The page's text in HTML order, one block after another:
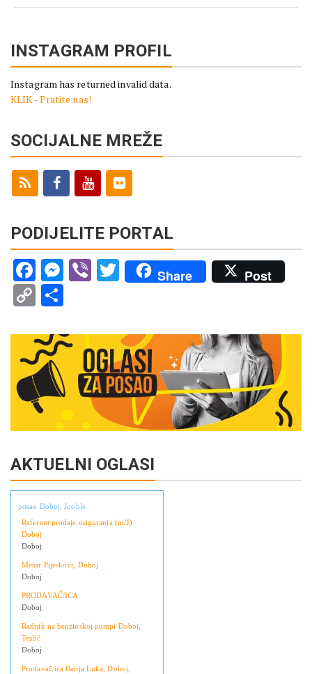
INSTAGRAM PROFIL
Instagram has returned invalid data.
KLIK - Pratite nas!
SOCIJALNE MREŽE
PODIJELITE PORTAL
Facebook
Messenger
ViberTwitter
Share Post
Copy
AKTUELNI OGLASI
posao Doboj, Jooble
Referent prodaje osiguranja (m/ž)
Doboj
Doboj
Mesar Pijeskovi, Doboj
Doboj
PRODAVAČ/ICA
Doboj
Radnik na benzinskoj pumpi Doboj,
Teslić
Doboj
Prodavač/ica Banja Luka, Doboj,